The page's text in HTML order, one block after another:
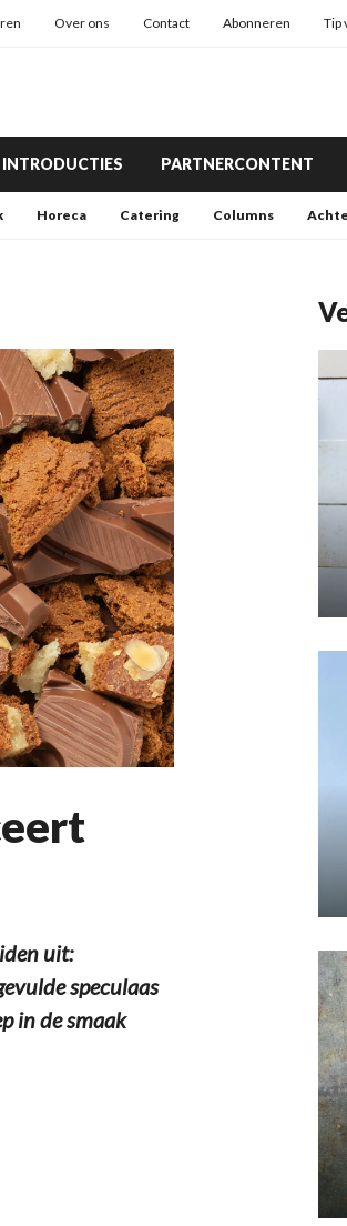
Over ons Contact Abonneren Tip
INTRODUCTIES PARTNERCONTENT
Horeca Catering Columns
uit:
speculaas
in de smaak